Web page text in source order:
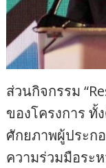
ส่วนกิจกรรม
ของโครงการ ทั้
ศักยภาพผู้ประก
ความร่วมมือระ